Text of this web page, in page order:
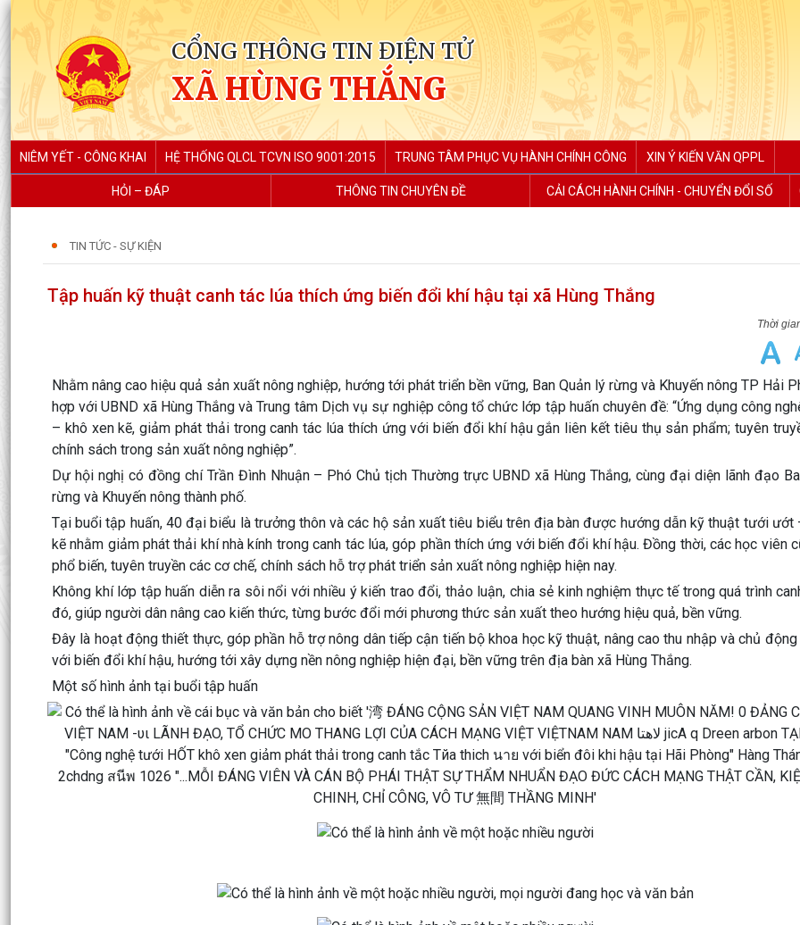
CỔNG THÔNG TIN ĐIỆN TỬ
XÃ HÙNG THẮNG
NIÊM YẾT - CÔNG KHAI HỆ THỐNG QLCL TCVN ISO 9001:2015 TRUNG TÂM PHỤC VỤ HÀNH CHÍNH CÔNG XIN Ý KIẾN VĂN QPPL
HỎI – ĐÁP THÔNG TIN CHUYÊN ĐỀ CẢI CÁCH HÀNH CHÍNH - CHUYỂN ĐỔI SỐ
TIN TỨC - SỰ KIỆN
Tập huấn kỹ thuật canh tác lúa thích ứng biến đổi khí hậu tại xã Hùng Thắng
Nhằm nâng cao hiệu quả sản xuất nông nghiệp, hướng tới phát triển bền vững, Ban Quản lý rừng và Khuyến nông TP Hải
hợp với UBND xã Hùng Thắng và Trung tâm Dịch vụ sự nghiệp công tổ chức lớp tập huấn chuyên đề: “Ứng dụng công
– khô xen kẽ, giảm phát thải trong canh tác lúa thích ứng với biến đổi khí hậu gắn liên kết tiêu thụ sản phẩm; tuyên
chính sách trong sản xuất nông nghiệp”.
Dự hội nghị có đồng chí Trần Đình Nhuận – Phó Chủ tịch Thường trực UBND xã Hùng Thắng, cùng đại diện lãnh đạo
rừng và Khuyến nông thành phố.
Tại buổi tập huấn, 40 đại biểu là trưởng thôn và các hộ sản xuất tiêu biểu trên địa bàn được hướng dẫn kỹ thuật tưới ướt
kẽ nhằm giảm phát thải khí nhà kính trong canh tác lúa, góp phần thích ứng với biến đổi khí hậu. Đồng thời, các học viên
phổ biến, tuyên truyền các cơ chế, chính sách hỗ trợ phát triển sản xuất nông nghiệp hiện nay.
Không khí lớp tập huấn diễn ra sôi nổi với nhiều ý kiến trao đổi, thảo luận, chia sẻ kinh nghiệm thực tế trong quá trình
đó, giúp người dân nâng cao kiến thức, từng bước đổi mới phương thức sản xuất theo hướng hiệu quả, bền vững.
Đây là hoạt động thiết thực, góp phần hỗ trợ nông dân tiếp cận tiến bộ khoa học kỹ thuật, nâng cao thu nhập và chủ
với biến đổi khí hậu, hướng tới xây dựng nền nông nghiệp hiện đại, bền vững trên địa bàn xã Hùng Thắng.
Một số hình ảnh tại buổi tập huấn